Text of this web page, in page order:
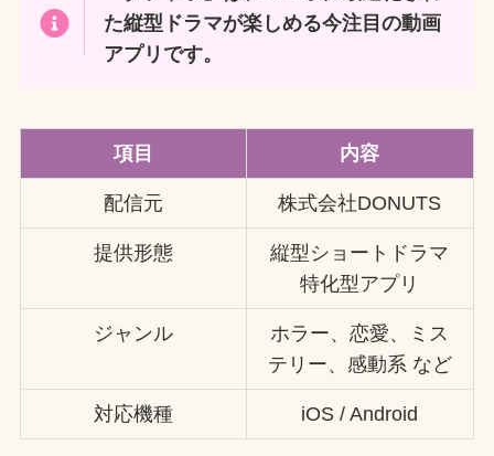
た縦型ドラマが楽しめる今注目の動画
アプリです。
項目 内容
配信元 株式会社DONUTS
提供形態
縦型ショートドラマ
特化型アプリ
ジャンル
ホラー、恋愛、ミス
テリー、感動系 など
対応機種 iOS / Android